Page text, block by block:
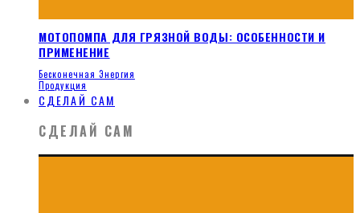
МОТОПОМПА ДЛЯ ГРЯЗНОЙ ВОДЫ: ОСОБЕННОСТИ И
ПРИМЕНЕНИЕ
Бесконечная Энергия
Продукция
СДЕЛАЙ САМ
СДЕЛАЙ САМ